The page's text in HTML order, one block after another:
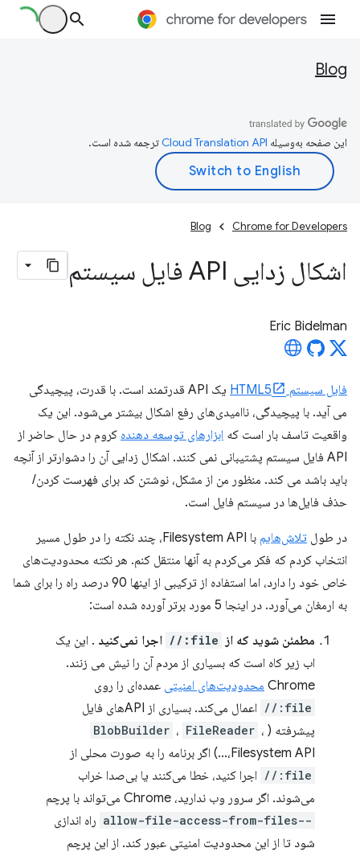
Blog
این صفحه به‌وسیله ترجمه شده است.
Chrome for Developers
Blog
اشکال زدایی API فایل سیستم
Eric Bidelman
فایل سیستم HTML5
یک API قدرتمند است. با قدرت، پیچیدگی
می آید. با پیچیدگی، ناامیدی‌های رفع اشکال بیشتر می‌شود. این یک
واقعیت تاسف بار است که ابزارهای توسعه دهنده کروم در حال حاضر از
API فایل سیستم پشتیبانی نمی کنند. اشکال زدایی آن را دشوارتر از آنچه
باید باشد می کند. منظور من از مشکل، نوشتن کد برای فهرست کردن/
حذف فایل‌ها در سیستم فایل است.
در طول تلاش‌هایم
با Filesystem API، چند نکته را در طول مسیر
انتخاب کردم که فکر می‌کردم به آنها منتقل کنم. هر نکته محدودیت‌های
خاص خود را دارد، اما استفاده از ترکیبی از اینها 90 درصد راه را برای شما
به ارمغان می‌آورد. در اینجا 5 مورد برتر آورده شده است:
مطمئن شوید که از file:// اجرا نمی‌کنید . این یک
اب زیر کاه است که بسیاری از مردم آن را نیش می زنند.
Chrome محدودیت‌های امنیتی عمده‌ای را روی
file://
اعمال می‌کند. بسیاری از APIهای فایل
پیشرفته (
BlobBuilder ، FileReader ،
Filesystem API،...) اگر برنامه را به صورت محلی از
file://
اجرا کنید، خطا می‌کنند یا بی‌صدا خراب
می‌شوند. اگر سرور وب ندارید، Chrome می‌تواند با پرچم
--allow-file-access-from-files
راه اندازی
شود تا از این محدودیت امنیتی عبور کند. از این پرچم